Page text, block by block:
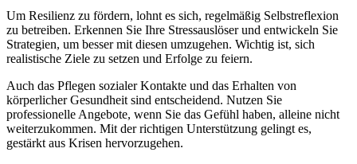
Um Resilienz zu fördern, lohnt es sich, regelmäßig Selbstreflexion
zu betreiben. Erkennen Sie Ihre Stressauslöser und entwickeln Sie
Strategien, um besser mit diesen umzugehen. Wichtig ist, sich
realistische Ziele zu setzen und Erfolge zu feiern.
Auch das Pflegen sozialer Kontakte und das Erhalten von
körperlicher Gesundheit sind entscheidend. Nutzen Sie
professionelle Angebote, wenn Sie das Gefühl haben, alleine nicht
weiterzukommen. Mit der richtigen Unterstützung gelingt es,
gestärkt aus Krisen hervorzugehen.